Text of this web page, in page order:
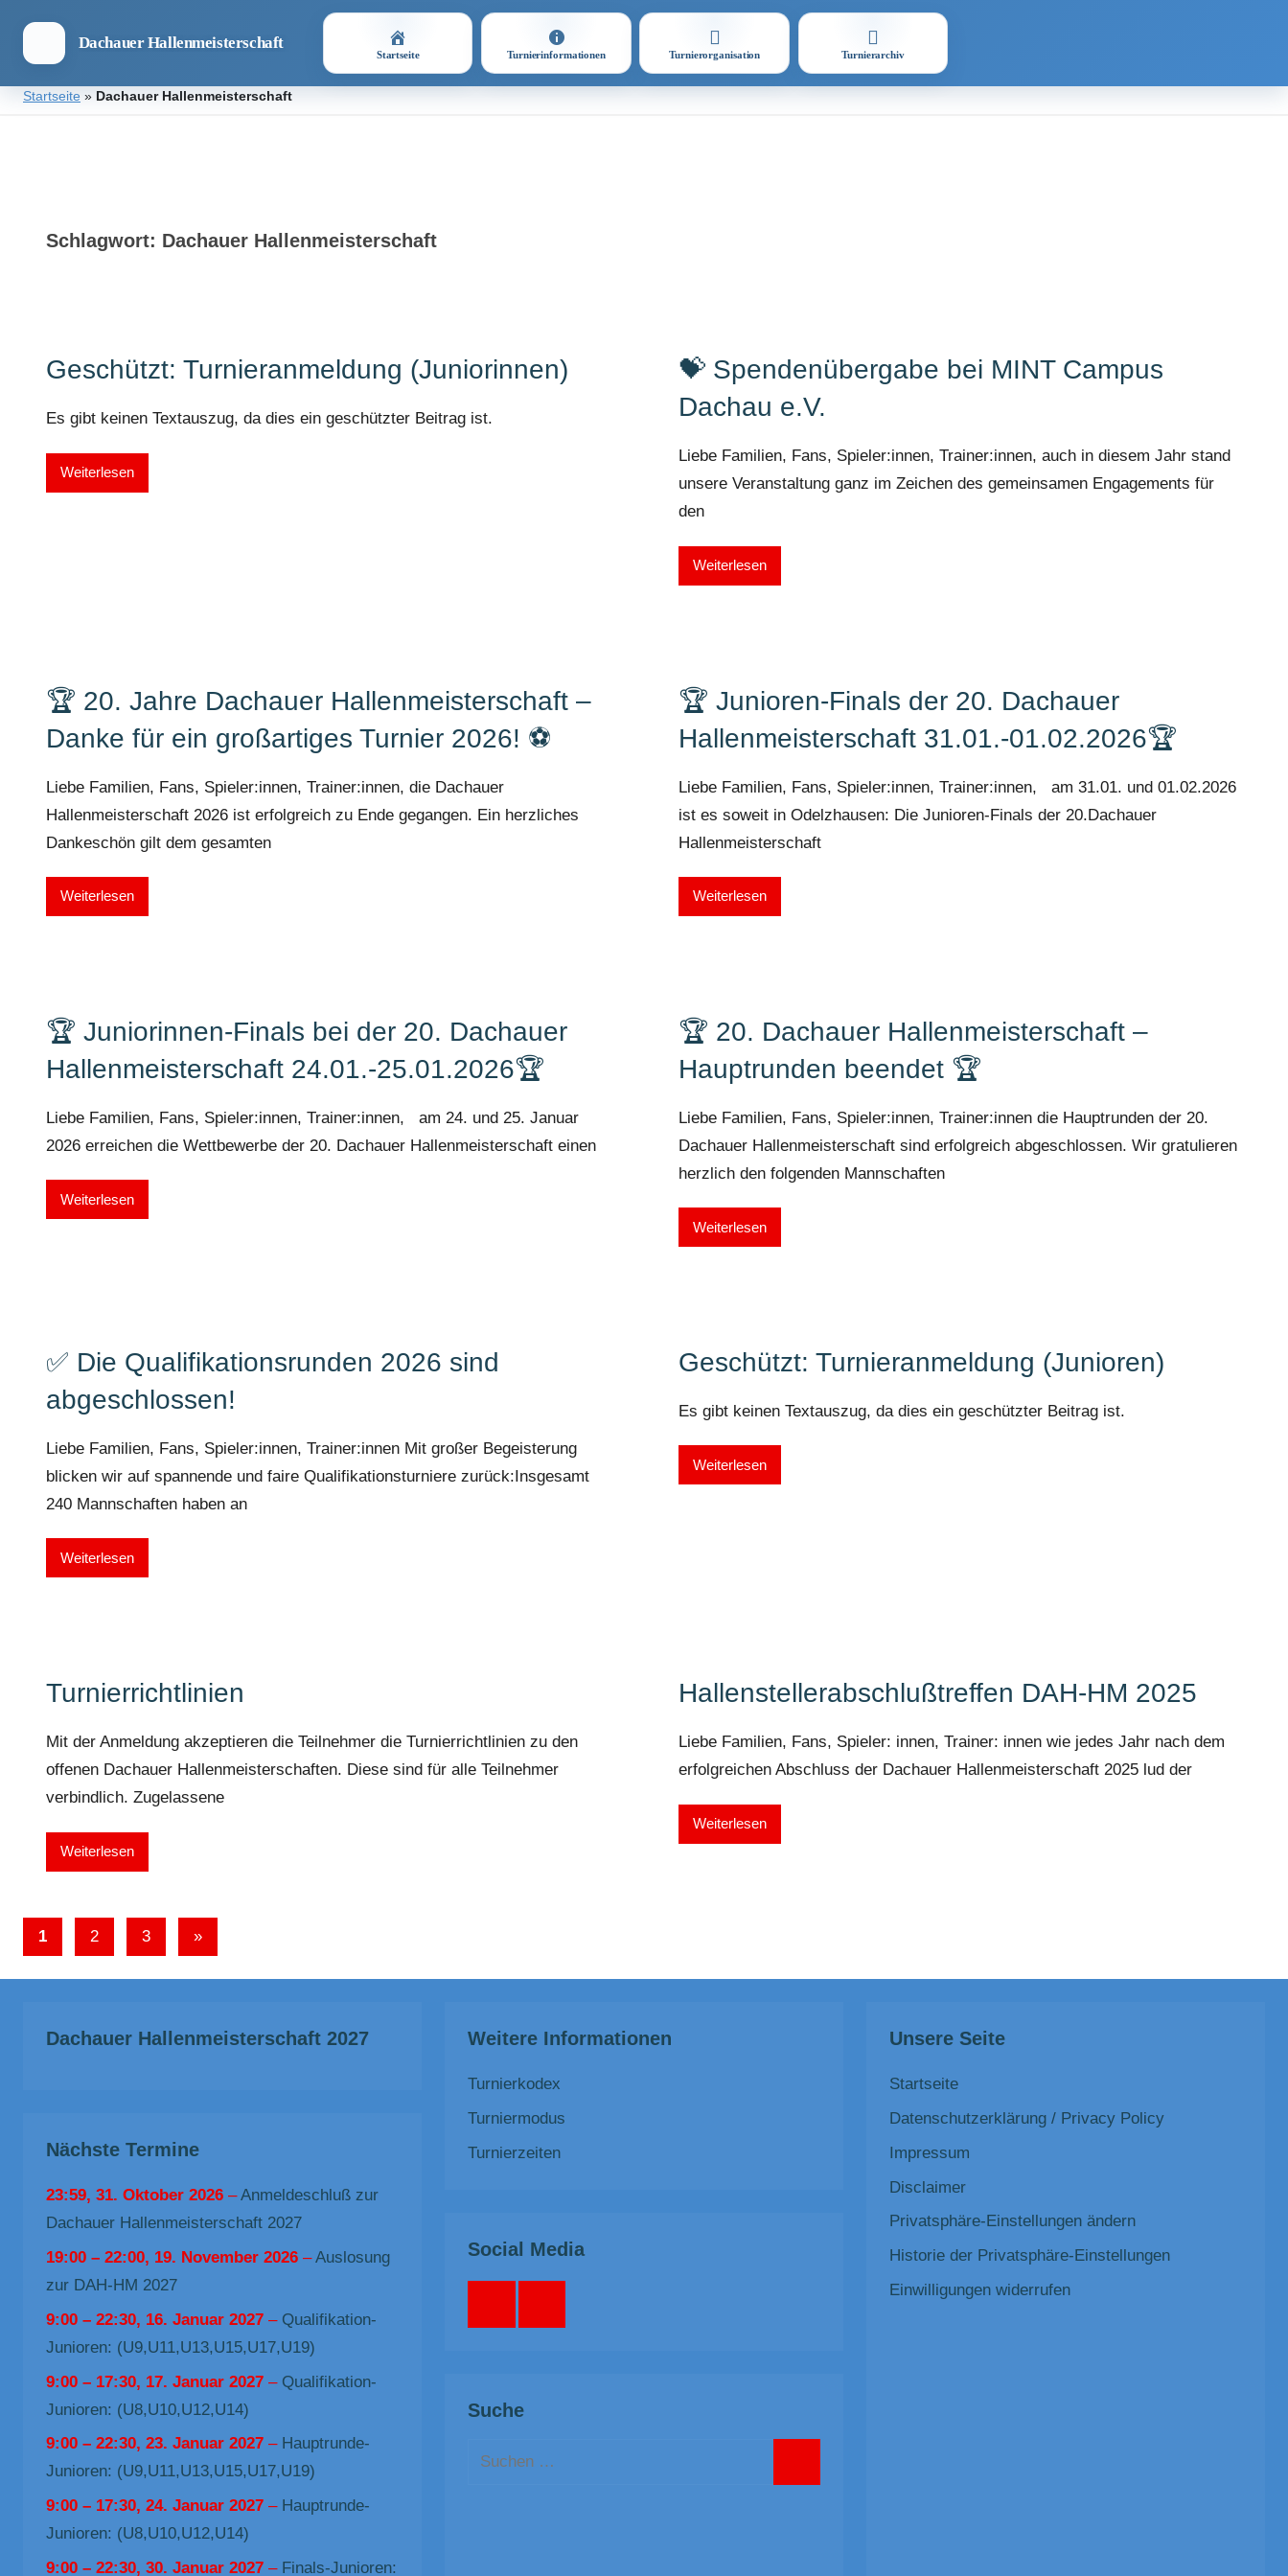
Dachauer Hallenmeisterschaft
Startseite Turnierinformationen Turnierorganisation Turnierarchiv
ZumStartseite » Dachauer Hallenmeisterschaft
Hallenmeisterschaft
Schlagwort: Dachauer Hallenmeisterschaft
Geschützt: Turnieranmeldung (Juniorinnen)
Es gibt keinen Textauszug, da dies ein geschützter Beitrag ist.
Weiterlesen
💝 Spendenübergabe bei MINT Campus
Dachau e.V.
Liebe Familien, Fans, Spieler:innen, Trainer:innen, auch in diesem Jahr stand
unsere Veranstaltung ganz im Zeichen des gemeinsamen Engagements für
den
Weiterlesen
🏆 20. Jahre Dachauer Hallenmeisterschaft –
Danke für ein großartiges Turnier 2026! ⚽
Liebe Familien, Fans, Spieler:innen, Trainer:innen, die Dachauer
Hallenmeisterschaft 2026 ist erfolgreich zu Ende gegangen. Ein herzliches
Dankeschön gilt dem gesamten
Weiterlesen
🏆 Junioren-Finals der 20. Dachauer
Hallenmeisterschaft 31.01.-01.02.2026🏆
Liebe Familien, Fans, Spieler:innen, Trainer:innen, am 31.01. und 01.02.2026
ist es soweit in Odelzhausen: Die Junioren-Finals der 20.Dachauer
Hallenmeisterschaft
Weiterlesen
🏆 Juniorinnen-Finals bei der 20. Dachauer
Hallenmeisterschaft 24.01.-25.01.2026🏆
Liebe Familien, Fans, Spieler:innen, Trainer:innen, am 24. und 25. Januar
2026 erreichen die Wettbewerbe der 20. Dachauer Hallenmeisterschaft einen
Weiterlesen
🏆 20. Dachauer Hallenmeisterschaft –
Hauptrunden beendet 🏆
Liebe Familien, Fans, Spieler:innen, Trainer:innen die Hauptrunden der 20.
Dachauer Hallenmeisterschaft sind erfolgreich abgeschlossen. Wir gratulieren
herzlich den folgenden Mannschaften
Weiterlesen
✅ Die Qualifikationsrunden 2026 sind
abgeschlossen!
Liebe Familien, Fans, Spieler:innen, Trainer:innen Mit großer Begeisterung
blicken wir auf spannende und faire Qualifikationsturniere zurück:Insgesamt
240 Mannschaften haben an
Weiterlesen
Geschützt: Turnieranmeldung (Junioren)
Es gibt keinen Textauszug, da dies ein geschützter Beitrag ist.
Weiterlesen
Turnierrichtlinien
Mit der Anmeldung akzeptieren die Teilnehmer die Turnierrichtlinien zu den
offenen Dachauer Hallenmeisterschaften. Diese sind für alle Teilnehmer
verbindlich. Zugelassene
Weiterlesen
Hallenstellerabschlußtreffen DAH-HM 2025
Liebe Familien, Fans, Spieler: innen, Trainer: innen wie jedes Jahr nach dem
erfolgreichen Abschluss der Dachauer Hallenmeisterschaft 2025 lud der
Weiterlesen
Seitennummerierung
1 2 3
Nächste
»
Dachauer Hallenmeisterschaft 2027
Nächste Termine
23:59, 31. Oktober 2026 –Anmeldeschluß zur
Dachauer Hallenmeisterschaft 2027
19:00 – 22:00, 19. November 2026 –Auslosung
zur DAH-HM 2027
9:00 – 22:30, 16. Januar 2027 – Qualifikation-
Junioren: (U9,U11,U13,U15,U17,U19)
9:00 – 17:30, 17. Januar 2027 – Qualifikation-
Junioren: (U8,U10,U12,U14)
9:00 – 22:30, 23. Januar 2027 – Hauptrunde-
Junioren: (U9,U11,U13,U15,U17,U19)
9:00 – 17:30, 24. Januar 2027 – Hauptrunde-
Junioren: (U8,U10,U12,U14)
9:00 – 22:30, 30. Januar 2027 – Finals-Junioren:
Weitere Informationen
Turnierkodex
Turniermodus
Turnierzeiten
Social Media
Suche
Suchen
Unsere Seite
Startseite
Datenschutzerklärung / Privacy Policy
Impressum
Disclaimer
Privatsphäre-Einstellungen ändern
Historie der Privatsphäre-Einstellungen
Einwilligungen widerrufen